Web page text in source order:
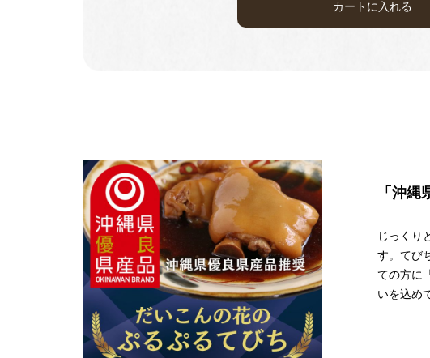
カートに入れる
「沖
じっくり
す。てび
ての方に
いを込め